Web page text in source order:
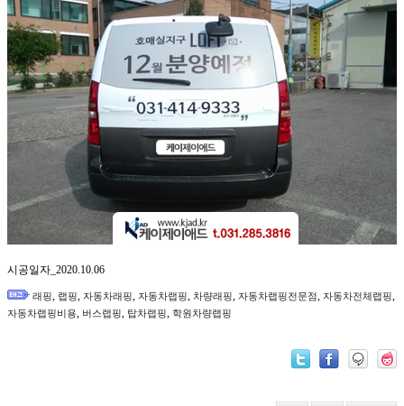
시공일자_2020.10.06
래핑 랩핑 자동차래핑 자동차랩핑 차량래핑 자동차랩핑전문점 자동차전체랩핑
자동차랩핑비용 버스랩핑 탑차랩핑 학원차량랩핑